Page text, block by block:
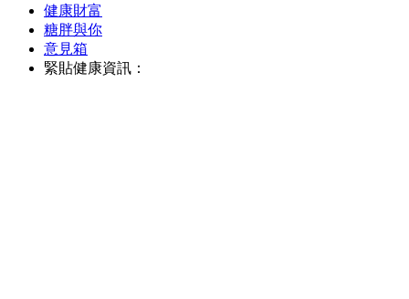
健康財富
糖胖與你
意見箱
緊貼健康資訊：